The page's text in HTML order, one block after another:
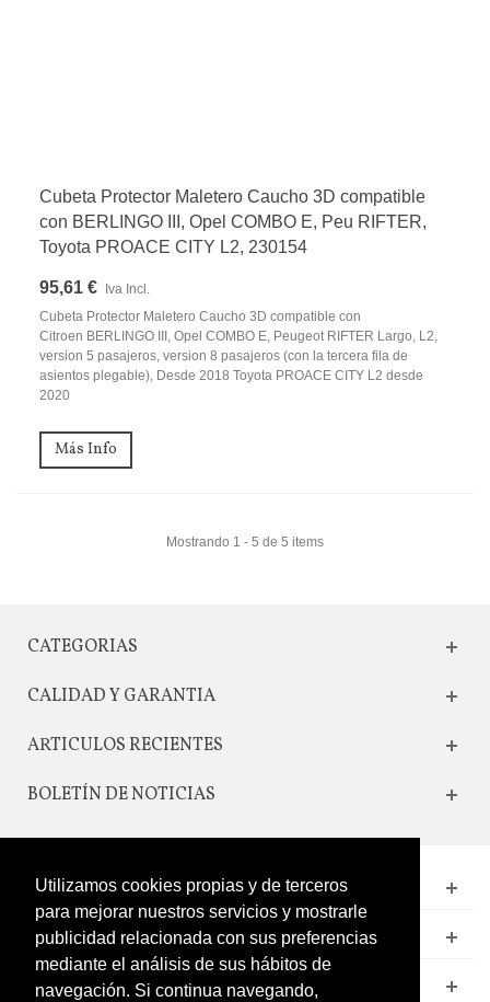
Utilizamos cookies propias y de terceros
para mejorar nuestros servicios y mostrarle
publicidad relacionada con sus preferencias
mediante el análisis de sus hábitos de
navegación. Si continua navegando,
Cubeta Protector Maletero Caucho 3D compatible
con BERLINGO III, Opel COMBO E, Peu RIFTER,
Toyota PROACE CITY L2, 230154
95,61 €
Iva Incl.
Cubeta Protector Maletero Caucho 3D compatible con
Citroen BERLINGO III, Opel COMBO E, Peugeot RIFTER Largo, L2,
version 5 pasajeros, version 8 pasajeros (con la tercera fila de
asientos plegable), Desde 2018 Toyota PROACE CITY L2 desde
2020
Más Info
Mostrando 1 - 5 de 5 items
CATEGORIAS
CALIDAD Y GARANTIA
ARTICULOS RECIENTES
BOLETÍN DE NOTICIAS
CONTACTO
LEGAL
CATÁLOGO